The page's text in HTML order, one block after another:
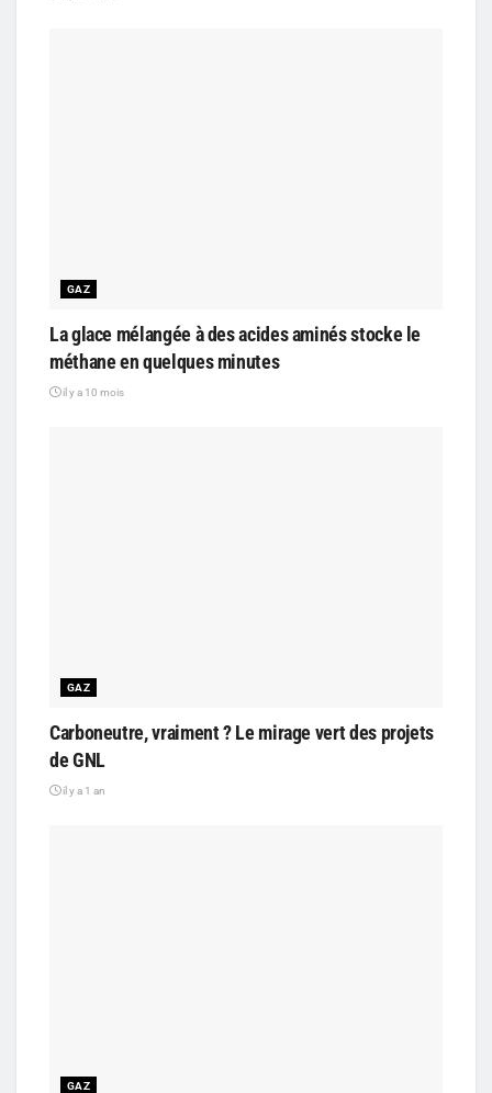
GAZ
La glace mélangée à des acides aminés stocke le
méthane en quelques minutes
il y a 10 mois
GAZ
Carboneutre, vraiment ? Le mirage vert des projets
de GNL
il y a 1 an
GAZ